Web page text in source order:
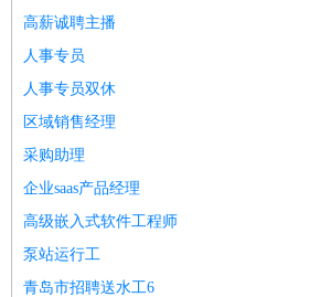
高薪诚聘主播
人事专员
人事专员双休
区域销售经理
采购助理
企业saas产品经理
高级嵌入式软件工程师
泵站运行工
青岛市招聘送水工6